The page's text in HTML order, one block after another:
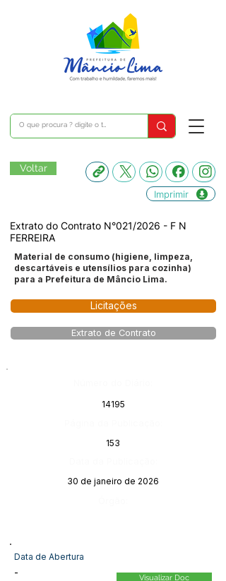
Voltar
Imprimir
Extrato do Contrato N°021/2026 - F N
FERREIRA
Material de consumo (higiene, limpeza,
descartáveis e utensílios para cozinha)
para a Prefeitura de Mâncio Lima.
Licitações
Extrato de Contrato
14195
153
30 de janeiro de 2026
Data de Abertura
- Visualizar Doc